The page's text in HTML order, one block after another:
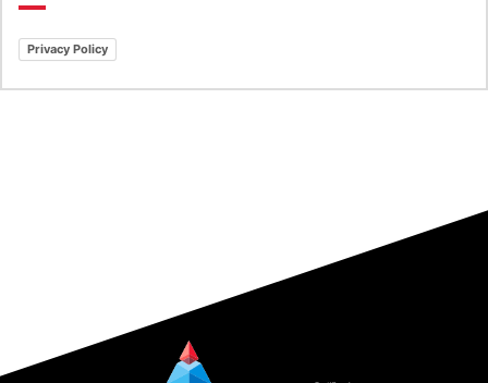
Privacy Policy